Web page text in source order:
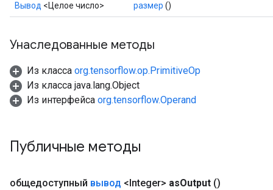
Вывод <Целое число> размер ()
Унаследованные методы
Из класса org.tensorflow.op.PrimitiveOp
Из класса java.lang.Object
Из интерфейса org.tensorflow.Operand
Публичные методы
общедоступный вывод <Integer> asOutput ()